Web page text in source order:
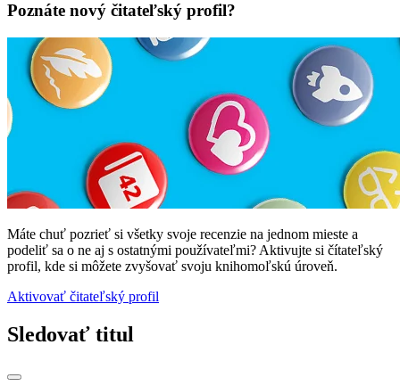
Poznáte nový čitateľský profil?
Máte chuť pozrieť si všetky svoje recenzie na jednom mieste a
podeliť sa o ne aj s ostatnými používateľmi? Aktivujte si čítateľský
profil, kde si môžete zvyšovať svoju knihomoľskú úroveň.
Aktivovať čitateľský profil
Sledovať titul